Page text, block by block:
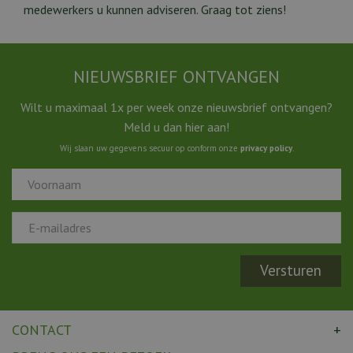
medewerkers u kunnen adviseren. Graag tot ziens!
NIEUWSBRIEF ONTVANGEN
Wilt u maximaal 1x per week onze nieuwsbrief ontvangen?
Meld u dan hier aan!
Wij slaan uw gegevens secuur op conform onze privacy policy.
CONTACT